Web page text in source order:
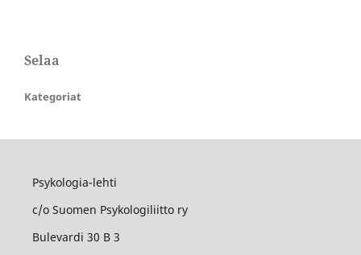
Selaa
Kategoriat
Psykologia-lehti
c/o Suomen Psykologiliitto ry
Bulevardi 30 B 3